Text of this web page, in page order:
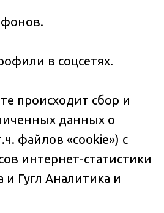
в соцсетях.
происходит сбор и
данных о
файлов «cookie») с
интернет-статистики
и Гугл Аналитика и